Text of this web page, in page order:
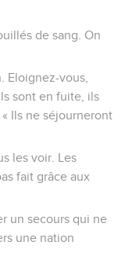
de sang. On
Eloignez-vous,
sont en fuite, ils
Ils ne séjourneront
les voir. Les
fait grâce aux
un secours qui ne
une nation